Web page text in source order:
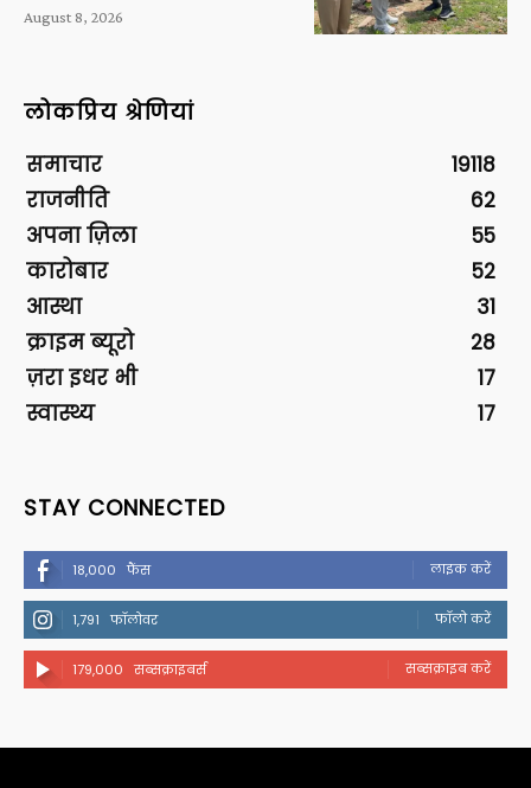
August 8, 2026
लोकप्रिय श्रेणियां
समाचार
19118
राजनीति
62
अपना ज़िला
55
कारोबार
52
आस्था
31
क्राइम ब्यूरो
28
ज़रा इधर भी
17
स्वास्थ्य
17
STAY CONNECTED
18,000 फैंस लाइक करें
1,791 फॉलोवर फॉलो करें
179,000 सब्सक्राइबर्स सब्सक्राइब करें